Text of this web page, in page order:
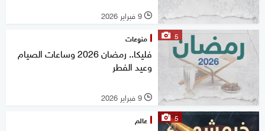
l 9 فبراير 2026
5 منوعات
فليكا.. رمضان 2026 وساعات الصيام
وعيد الفطر
l 9 فبراير 2026
5 عالم